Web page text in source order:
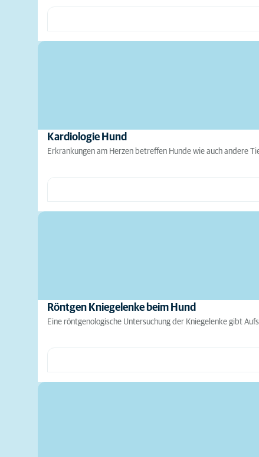
Kardiologie Hund
Erkrankungen am Herzen betreffen Hunde wie auch andere
Röntgen Kniegelenke beim Hund
Eine röntgenologische Untersuchung der Kniegelenke gibt